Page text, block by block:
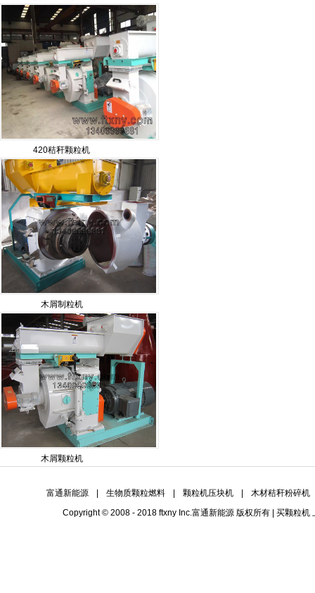
420秸秆颗粒机
木屑制粒机
木屑颗粒机
富通新能源 生物质颗粒燃料 颗粒机压块机
木材秸秆粉碎机
Copyright © 2008 - 2018 ftxny Inc.富通新能源 版权所有 | 买颗粒机